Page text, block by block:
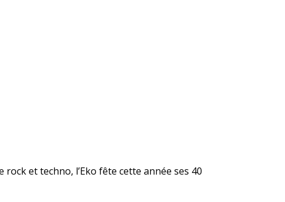
et techno, l’Eko fête cette année ses 40